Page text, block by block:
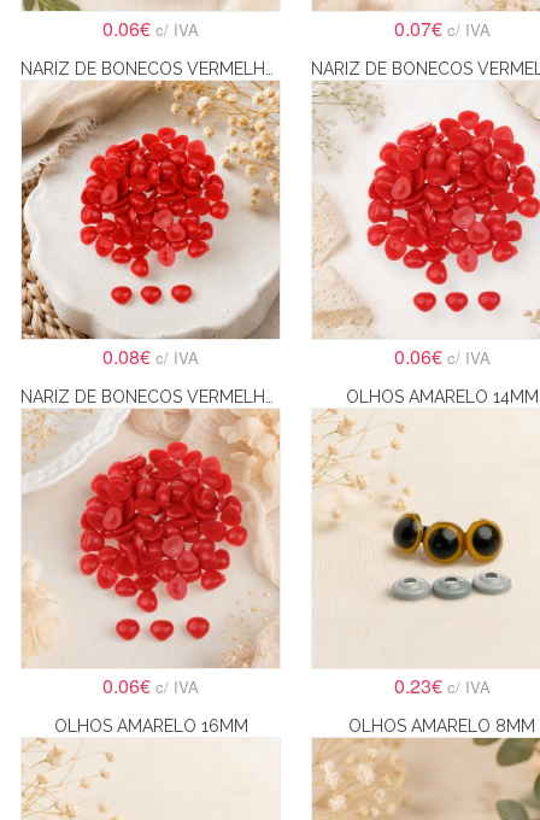
0.06€c/ IVA 0.07€ c/ IVA
0.08€c/ IVA 0.06€ c/ IVA
NARIZ DE BONECOS VERMELHO TRIÂNGULAR PARA COLAR 7X9MM
0.06€c/ IVA
OLHOS AMARELO 14MM
0.23€ c/ IVA
OLHOS AMARELO 16MM OLHOS AMARELO 8MM